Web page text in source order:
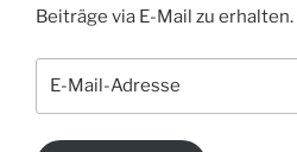
Beiträge via E-Mail zu erhalten.